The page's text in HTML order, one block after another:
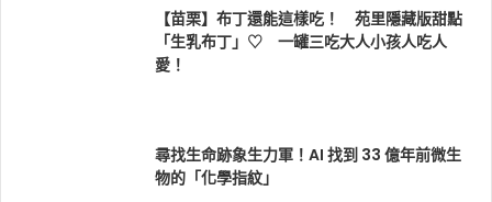
【苗栗】布丁還能這樣吃！ 苑里隱藏版甜點
「生乳布丁」♡ 一罐三吃大人小孩人吃人
愛！
尋找生命跡象生力軍！AI 找到 33 億年前微生
物的「化學指紋」